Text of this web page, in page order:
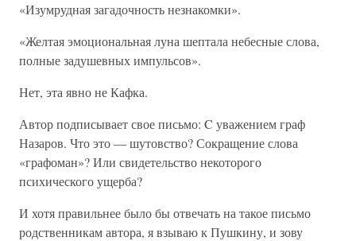
«Изумрудная загадочность незнакомки».
«Желтая эмоциональная луна шептала небесные слова,
полные задушевных импульсов».
Нет, эта явно не Кафка.
Автор подписывает свое письмо: C уважением граф
Назаров. Что это — шутовство? Сокращение слова
«графоман»? Или свидетельство некоторого
психического ущерба?
И хотя правильнее было бы отвечать на такое письмо
родственникам автора, я взываю к Пушкину, и зову